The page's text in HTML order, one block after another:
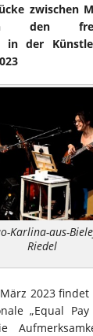
zwischen
den
in der
Karlina-aus-
Riedel
2023
„Equal Pay